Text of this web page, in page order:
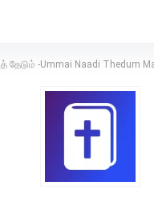
தேடும் -Ummai Naadi Thedum